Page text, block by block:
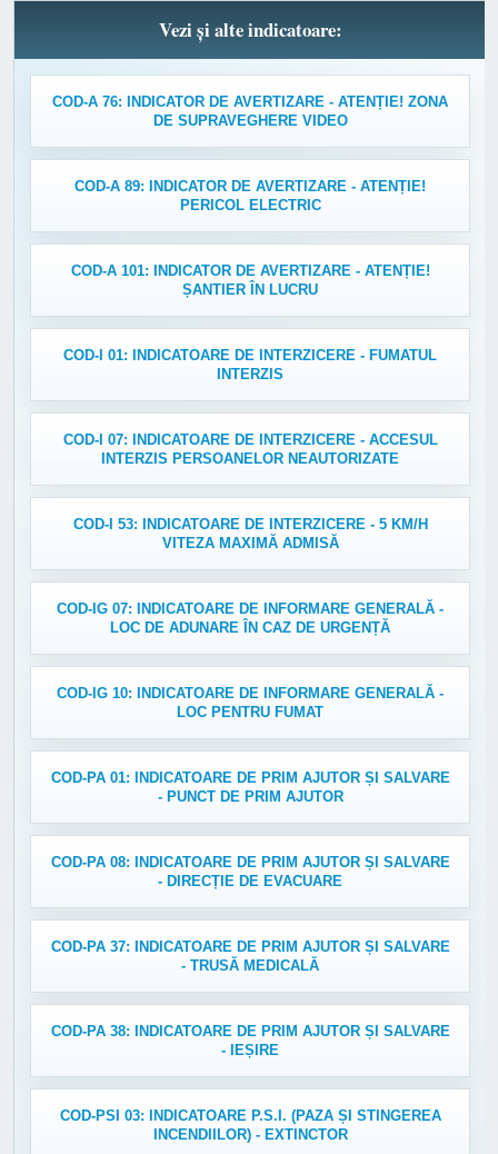
Vezi și alte indicatoare:
COD-A 76: INDICATOR DE AVERTIZARE - ATENȚIE! ZONA
DE SUPRAVEGHERE VIDEO
COD-A 89: INDICATOR DE AVERTIZARE - ATENȚIE!
PERICOL ELECTRIC
COD-A 101: INDICATOR DE AVERTIZARE - ATENȚIE!
ȘANTIER ÎN LUCRU
COD-I 01: INDICATOARE DE INTERZICERE - FUMATUL
INTERZIS
COD-I 07: INDICATOARE DE INTERZICERE - ACCESUL
INTERZIS PERSOANELOR NEAUTORIZATE
COD-I 53: INDICATOARE DE INTERZICERE - 5 KM/H
VITEZA MAXIMĂ ADMISĂ
COD-IG 07: INDICATOARE DE INFORMARE GENERALĂ -
LOC DE ADUNARE ÎN CAZ DE URGENȚĂ
COD-IG 10: INDICATOARE DE INFORMARE GENERALĂ -
LOC PENTRU FUMAT
COD-PA 01: INDICATOARE DE PRIM AJUTOR ȘI SALVARE
- PUNCT DE PRIM AJUTOR
COD-PA 08: INDICATOARE DE PRIM AJUTOR ȘI SALVARE
- DIRECȚIE DE EVACUARE
COD-PA 37: INDICATOARE DE PRIM AJUTOR ȘI SALVARE
- TRUSĂ MEDICALĂ
COD-PA 38: INDICATOARE DE PRIM AJUTOR ȘI SALVARE
- IEȘIRE
COD-PSI 03: INDICATOARE P.S.I. (PAZA ȘI STINGEREA
INCENDIILOR) - EXTINCTOR